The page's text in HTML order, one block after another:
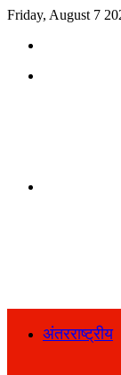
Friday, August 7
अंतरराष्ट्रीय